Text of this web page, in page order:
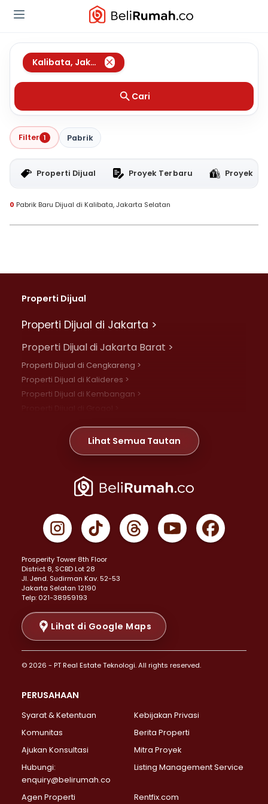
Kalibata, Jakarta Selatan
Cari
Filter 1 Pabrik
Properti Dijual Proyek Terbaru Proyek
0 Pabrik Baru Dijual di Kalibata, Jakarta Selatan
Properti Dijual
Properti Dijual di Jakarta >
Properti Dijual di Jakarta Barat >
Properti Dijual di Cengkareng >
Properti Dijual di Kalideres >
Properti Dijual di Kembangan >
Properti Dijual di Meruya >
Properti Dijual di Jelambar >
Properti Dijual di Jakarta Pusat >
Properti Dijual di Gambir >
Properti Dijual di Johar Baru >
Properti Dijual di Menteng >
Properti Dijual di Senen >
Properti Dijual di Tanah Abang >
Properti Dijual di Cikini >
Properti Dijual di Kramat >
Properti Dijual di Pasar Baru >
Properti Dijual di Bendungan Hilir >
Properti Dijual di Jakarta Selatan >
Properti Dijual di Lebak Bulus >
Properti Dijual di Gandaria Selatan >
Properti Dijual di Pondok Labu >
Properti Dijual di Lenteng Agung >
Properti Dijual di Senayan >
Properti Dijual di Pondok Pinang >
Lihat Semua Tautan
Prosperity Tower 8th Floor
District 8, SCBD Lot 28
JI. Jend. Sudirman Kav. 52-53
Jakarta Selatan 12190
Telp: 021-38959193
Lihat di Google Maps
© 2026 - PT Real Estate Teknologi. All rights reserved.
PERUSAHAAN
Syarat & Ketentuan
Kebijakan Privasi
Komunitas
Berita Properti
Ajukan Konsultasi
Mitra Proyek
Hubungi:
enquiry@belirumah.co
Listing Management Service
Agen Properti Rentfix.com